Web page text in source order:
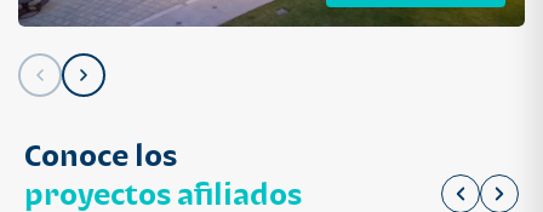
Conoce los
proyectos afiliados